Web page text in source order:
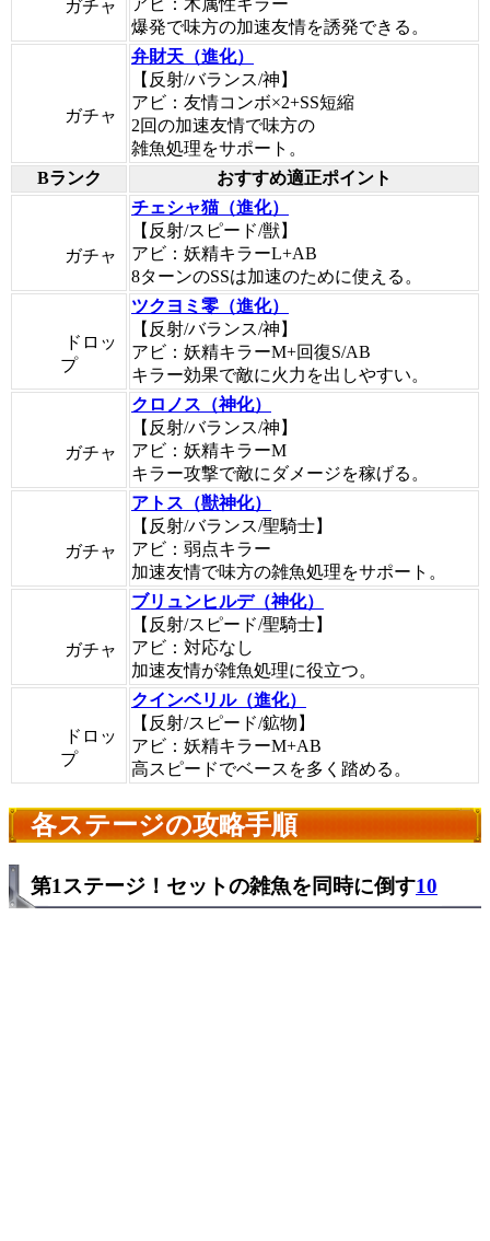
ガチャ
アビ：木属性キラー
爆発で味方の加速友情を誘発できる。
ガチャ
弁財天（進化）
【反射/バランス/神】
アビ：友情コンボ×2+SS短縮
2回の加速友情で味方の
雑魚処理をサポート。
Bランク
おすすめ適正ポイント
ガチャ
チェシャ猫（進化）
【反射/スピード/獣】
アビ：妖精キラーL+AB
8ターンのSSは加速のために使える。
ドロッ
プ
ツクヨミ零（進化）
【反射/バランス/神】
アビ：妖精キラーM+回復S/AB
キラー効果で敵に火力を出しやすい。
ガチャ
クロノス（神化）
【反射/バランス/神】
アビ：妖精キラーM
キラー攻撃で敵にダメージを稼げる。
ガチャ
アトス（獣神化）
【反射/バランス/聖騎士】
アビ：弱点キラー
加速友情で味方の雑魚処理をサポート。
ガチャ
ブリュンヒルデ（神化）
【反射/スピード/聖騎士】
アビ：対応なし
加速友情が雑魚処理に役立つ。
ドロッ
プ
クインベリル（進化）
【反射/スピード/鉱物】
アビ：妖精キラーM+AB
高スピードでベースを多く踏める。
各ステージの攻略手順
第1ステージ！セットの雑魚を同時に倒す10